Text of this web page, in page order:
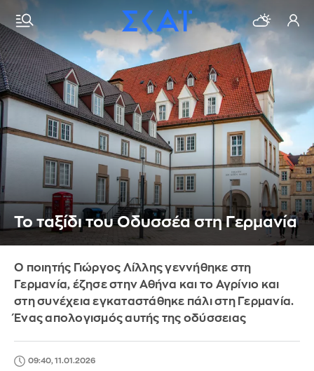
Το ταξίδι του Οδυσσέα στη Γερμανία
Ο ποιητής Γιώργος Λίλλης γεννήθηκε στη
Γερμανία, έζησε στην Αθήνα και το Αγρίνιο και
στη συνέχεια εγκαταστάθηκε πάλι στη Γερμανία.
Ένας απολογισμός αυτής της οδύσσειας
09:40, 11.01.2026